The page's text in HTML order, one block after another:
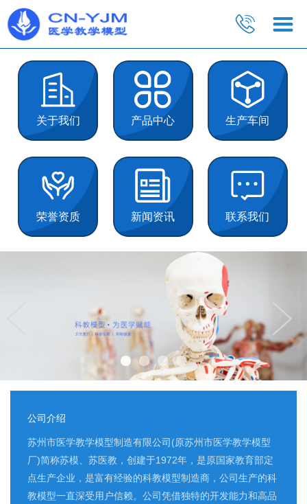
关于我们 产品中心 生产车间
荣誉资质 新闻资讯 联系我们
公司介绍
苏州市医学教学模型制造有限公司(原苏州市医学教学模型
厂)简称苏模、苏医教，创建于1972年，是原国家教育部定
点生产企业，是富有经验的科教模型制造商，公司生产的科
教模型一直深受用户信赖。公司凭借独特的开发能力和高品